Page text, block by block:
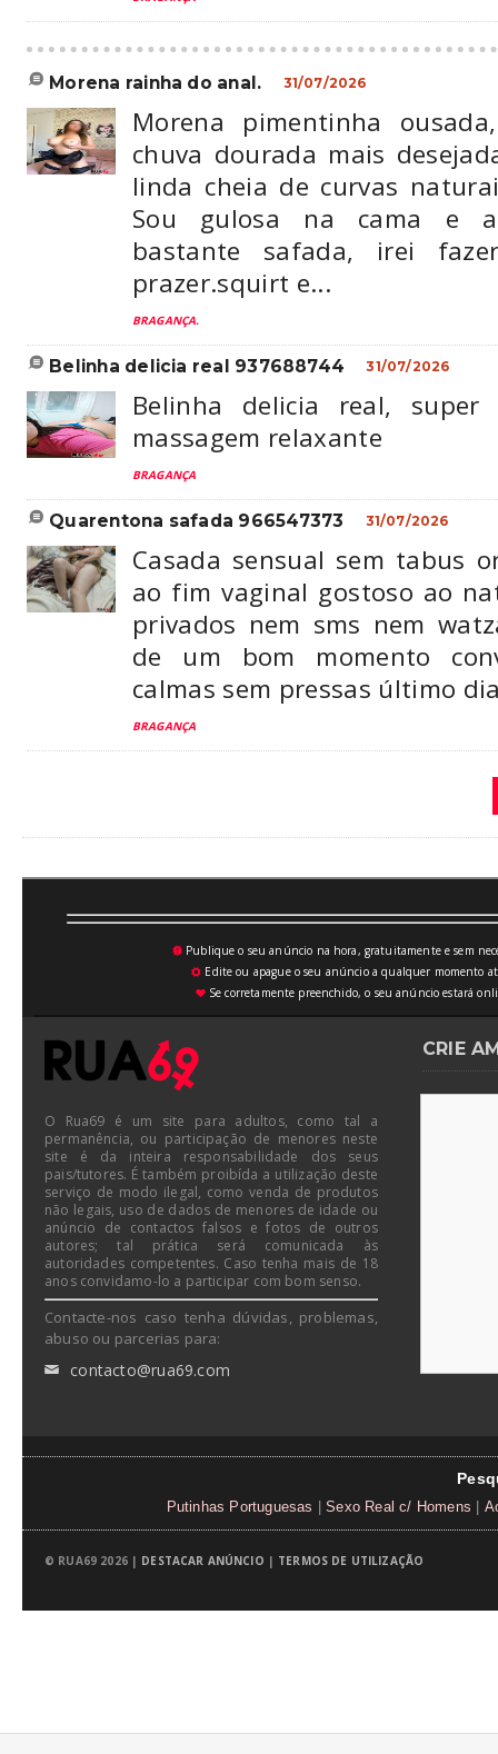
morena rainha do anal. 31/07/2026
Morena pimentinha
chuva dourada mais
linda cheia de curvas
Sou gulosa na cama e
bastante safada, irei
prazer.squirt e...
BRAGANÇA.
belinha delicia real 937688744 31/07/2026
Belinha delicia real, super
massagem relaxante
BRAGANÇA
quarentona safada 966547373 31/07/2026
Casada sensual sem tabus
ao fim vaginal gostoso ao
privados nem sms nem
de um bom momento
calmas sem pressas último
BRAGANÇA
💥Publique o seu anúncio na hora, gratuitamente e sem
⚙ Edite ou apague o seu anúncio a qualquer momento
♥Se corretamente preenchido, o seu anúncio estará
O Rua69 é um site para adultos, como tal a
permanência, ou participação de menores neste
site é da inteira responsabilidade dos seus
pais/tutores. É também proibída a utilização deste
serviço de modo ilegal, como venda de produtos
não legais, uso de dados de menores de idade ou
anúncio de contactos falsos e fotos de outros
autores; tal prática será comunicada às
autoridades competentes. Caso tenha mais de 18
anos convidamo-lo a participar com bom senso.
Contacte-nos caso tenha dúvidas, problemas,
abuso ou parcerias para:
✉ contacto@rua69.com
CRIE
Putinhas Portuguesas Sexo Real c/ Homens
© RUA69 2026 | DESTACAR ANÚNCIO | TERMOS DE UTILIZAÇÃO